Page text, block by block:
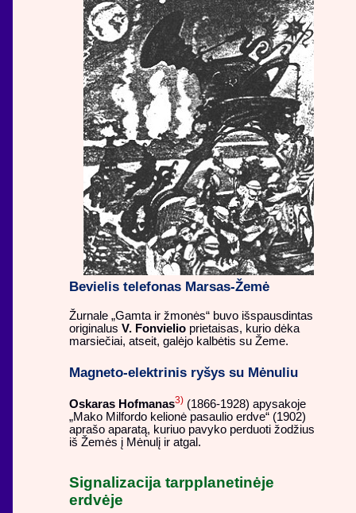
Bevielis telefonas Marsas-Žemė
Žurnale „Gamta ir žmonės“ buvo išspausdintas
originalus V. Fonvielio prietaisas, kurio dėka
marsiečiai, atseit, galėjo kalbėtis su Žeme.
Magneto-elektrinis ryšys su Mėnuliu
Oskaras Hofmanas3) (1866-1928) apysakoje
„Mako Milfordo kelionė pasaulio erdve“ (1902)
aprašo aparatą, kuriuo pavyko perduoti žodžius
iš Žemės į Mėnulį ir atgal.
Signalizacija tarpplanetinėje
erdvėje